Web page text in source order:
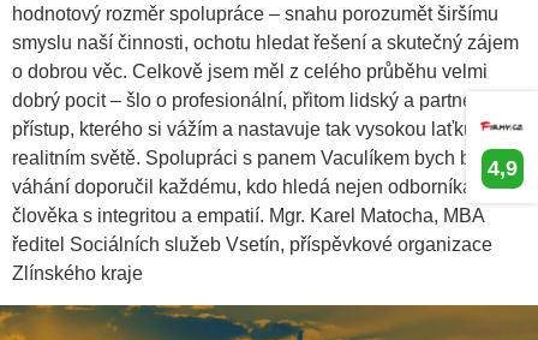
hodnotový rozměr spolupráce – snahu porozumět širšímu
smyslu naší činnosti, ochotu hledat řešení a skutečný zájem
o dobrou věc. Celkově jsem měl z celého průběhu velmi
dobrý pocit – šlo o profesionální, přitom lidský a partnerský
přístup, kterého si vážím a nastavuje tak vysokou laťku v
realitním světě. Spolupráci s panem Vaculíkem bych bez
váhání doporučil každému, kdo hledá nejen odborníka, ale i
člověka s integritou a empatií. Mgr. Karel Matocha, MBA
ředitel Sociálních služeb Vsetín, příspěvkové organizace
Zlínského kraje
4,9